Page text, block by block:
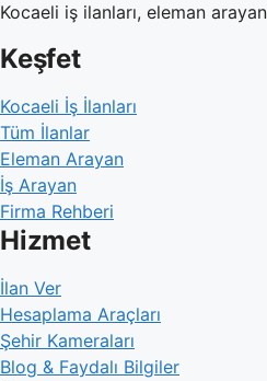
Kocaeli iş ilanları, eleman
Keşfet
Kocaeli İş İlanları
Tüm İlanlar
Eleman Arayan
İş Arayan
Firma Rehberi
Hizmet
İlan Ver
Hesaplama Araçları
Şehir Kameraları
Blog & Faydalı Bilgiler